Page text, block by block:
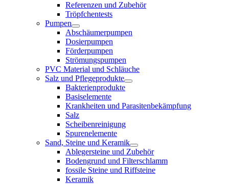
Referenzen und Zubehör
Tröpfchentests
Pumpen
Abschäumerpumpen
Dosierpumpen
Förderpumpen
Strömungspumpen
PVC Material und Schläuche
Salz und Pflegeprodukte
Bakterienprodukte
Basiselemente
Krankheiten und Parasitenbekämpfung
Salz
Scheibenreinigung
Spurenelemente
Sand, Steine und Keramik
Ablegersteine und Zubehör
Bodengrund und Filterschlamm
fossile Steine und Riffsteine
Keramik